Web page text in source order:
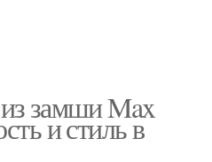
замши Max
и стиль в